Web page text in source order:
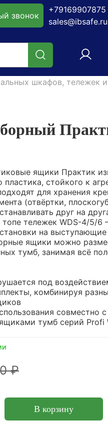
звонок
+79169907875
sales@ibsafe.ru
шкафов, тележек
₽
В корзину
ящики Практик
пластика, стойкого к
для хранения
(отвёртки,
друг на
топе тележек WDS-4/5/6
на выступающие
ящики можно
тумб, занимая всё
под
комбинируя
совместно
тумб серий Profi